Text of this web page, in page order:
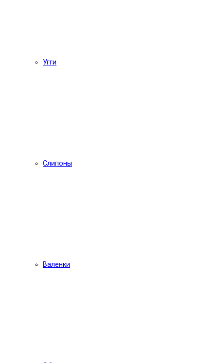
Угги
Слипоны
Валенки